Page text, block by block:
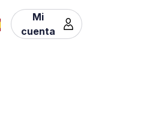
Mi
cuenta